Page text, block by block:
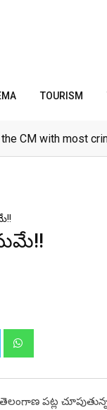
TOURISM
the CM with most
తెలంగాణ పట్ల